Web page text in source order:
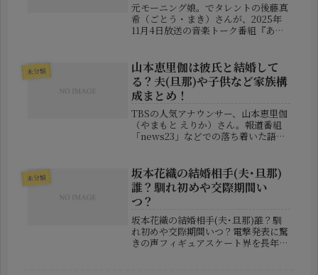
元モーニング娘。でタレントの後藤真
希（ごとう・まき）さんが、2025年
11月4日放送の音楽トーク番組『あの
芸能人から若い頃から何度も食事に誘
われている」という発言が、大きな
話...
未分類
山本恵里伽は彼氏と結婚して
る？夫(旦那)や子供など家族構
成まとめ！
TBSの人気アナウンサー、山本恵里伽
（やまもと えりか）さん。報道番組
「news23」などでの落ち着いた語り
に関して、「結婚してるの？」「彼氏
は誰？」「子供はいるの？」とい...
未分類
坂本花織の結婚相手(夫･旦那)
誰？馴れ初めや交際期間い
つ？
坂本花織の結婚相手(夫･旦那)誰？馴
れ初めや交際期間いつ？電撃発表に驚
きの声フィギュアスケート界を長年け